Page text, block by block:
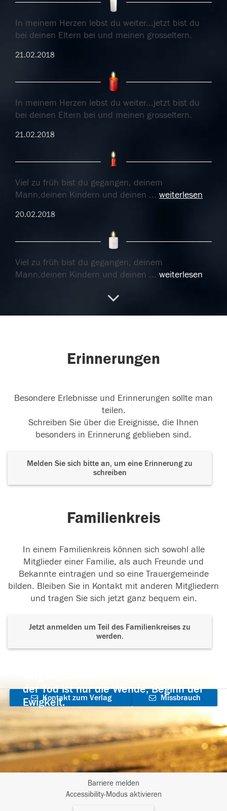
In meinem Herzen lebst du weiter...jetzt bist du
bei deinen Eltern bei und meinen grosseltern.
21.02.2018
In meinem Herzen lebst du weiter...jetzt bist du
bei deinen Eltern bei und meinen grosseltern.
21.02.2018
Viel zu früh bist du gegangen, deinem
Mann,deinen Kindern und deinen ... weiterlesen
20.02.2018
Viel zu früh bist du gegangen, deinem
Mann,deinen Kindern und deinen ... weiterlesen
Erinnerungen
Besondere Erlebnisse und Erinnerungen sollte man
teilen.
Schreiben Sie über die Ereignisse, die Ihnen
besonders in Erinnerung geblieben sind.
Melden Sie sich bitte an, um eine Erinnerung zu
schreiben
Familienkreis
In einem Familienkreis können sich sowohl alle
Mitglieder einer Familie, als auch Freunde und
Bekannte eintragen und so eine Trauergemeinde
bilden. Bleiben Sie in Kontakt mit anderen Mitgliedern
und tragen Sie sich jetzt ganz bequem ein.
Jetzt anmelden um Teil des Familienkreises zu
werden.
der Tod ist nur die Wende, Beginn der
Ewigkeit.
Kontakt zum Verlag
aufnehmen
Missbrauch
Barriere melden
Accessibility-Modus aktivieren